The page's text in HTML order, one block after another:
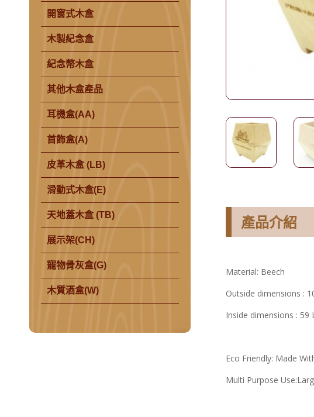
開窗式木盒
木製紀念盒
紀念幣木盒
其他木盒產品
耳機盒(AA)
首飾盒(A)
皮革木盒 (LB)
滑動式木盒(E)
天地蓋木盒 (TB)
展示架(CH)
寵物骨灰盒(G)
木質酒盒(W)
產品介紹
Material: Beech
Outside dimensions :
Inside dimensions : 59
Eco Friendly: Made
Multi Purpose